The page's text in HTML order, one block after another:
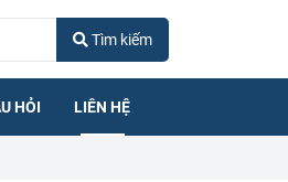
Tìm kiếm
HỎI LIÊN HỆ